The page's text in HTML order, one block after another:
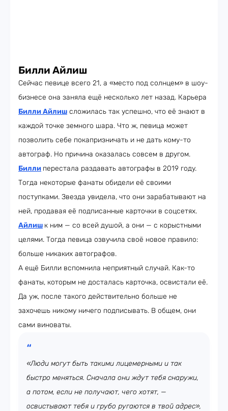
Билли Айлиш
Сейчас певице всего 21, а «место под солнцем» в шоу-
бизнесе она заняла ещё несколько лет назад. Карьера
Билли Айлиш сложилась так успешно, что её знают в
каждой точке земного шара. Что ж, певица может
позволить себе покапризничать и не дать кому-то
автограф. Но причина оказалась совсем в другом.
Билли перестала раздавать автографы в 2019 году.
Тогда некоторые фанаты обидели её своими
поступками. Звезда увидела, что они зарабатывают на
ней, продавая её подписанные карточки в соцсетях.
Айлиш к ним — со всей душой, а они — с корыстными
целями. Тогда певица озвучила своё новое правило:
больше никаких автографов.
А ещё Билли вспомнила неприятный случай. Как-то
фанаты, которым не досталась карточка, освистали её.
Да уж, после такого действительно больше не
захочешь никому ничего подписывать. В общем, они
сами виноваты.
«Люди могут быть такими лицемерными и так
быстро меняться. Сначала они ждут тебя снаружи,
а потом, если не получают, чего хотят, —
освистывают тебя и грубо ругаются в твой адрес»,